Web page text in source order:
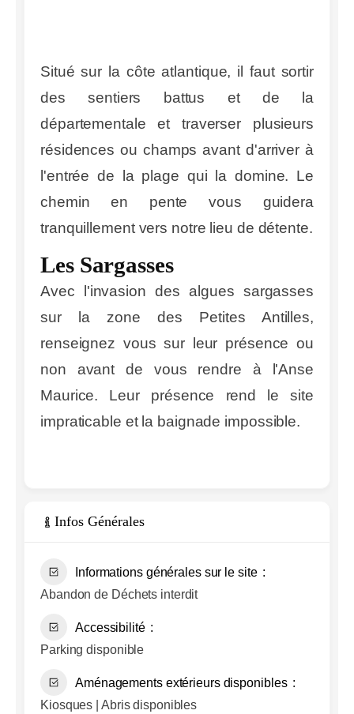
Situé sur la côte atlantique, il faut sortir
des sentiers battus et de la
départementale et traverser plusieurs
résidences ou champs avant d'arriver à
l'entrée de la plage qui la domine. Le
chemin en pente vous guidera
tranquillement vers notre lieu de détente.
Les Sargasses
Avec l'invasion des algues sargasses
sur la zone des Petites Antilles,
renseignez vous sur leur présence ou
non avant de vous rendre à l'Anse
Maurice. Leur présence rend le site
impraticable et la baignade impossible.
Infos Générales
Informations générales sur le site
Abandon de Déchets interdit
Accessibilité
Parking disponible
Aménagements extérieurs disponibles
Kiosques | Abris disponibles